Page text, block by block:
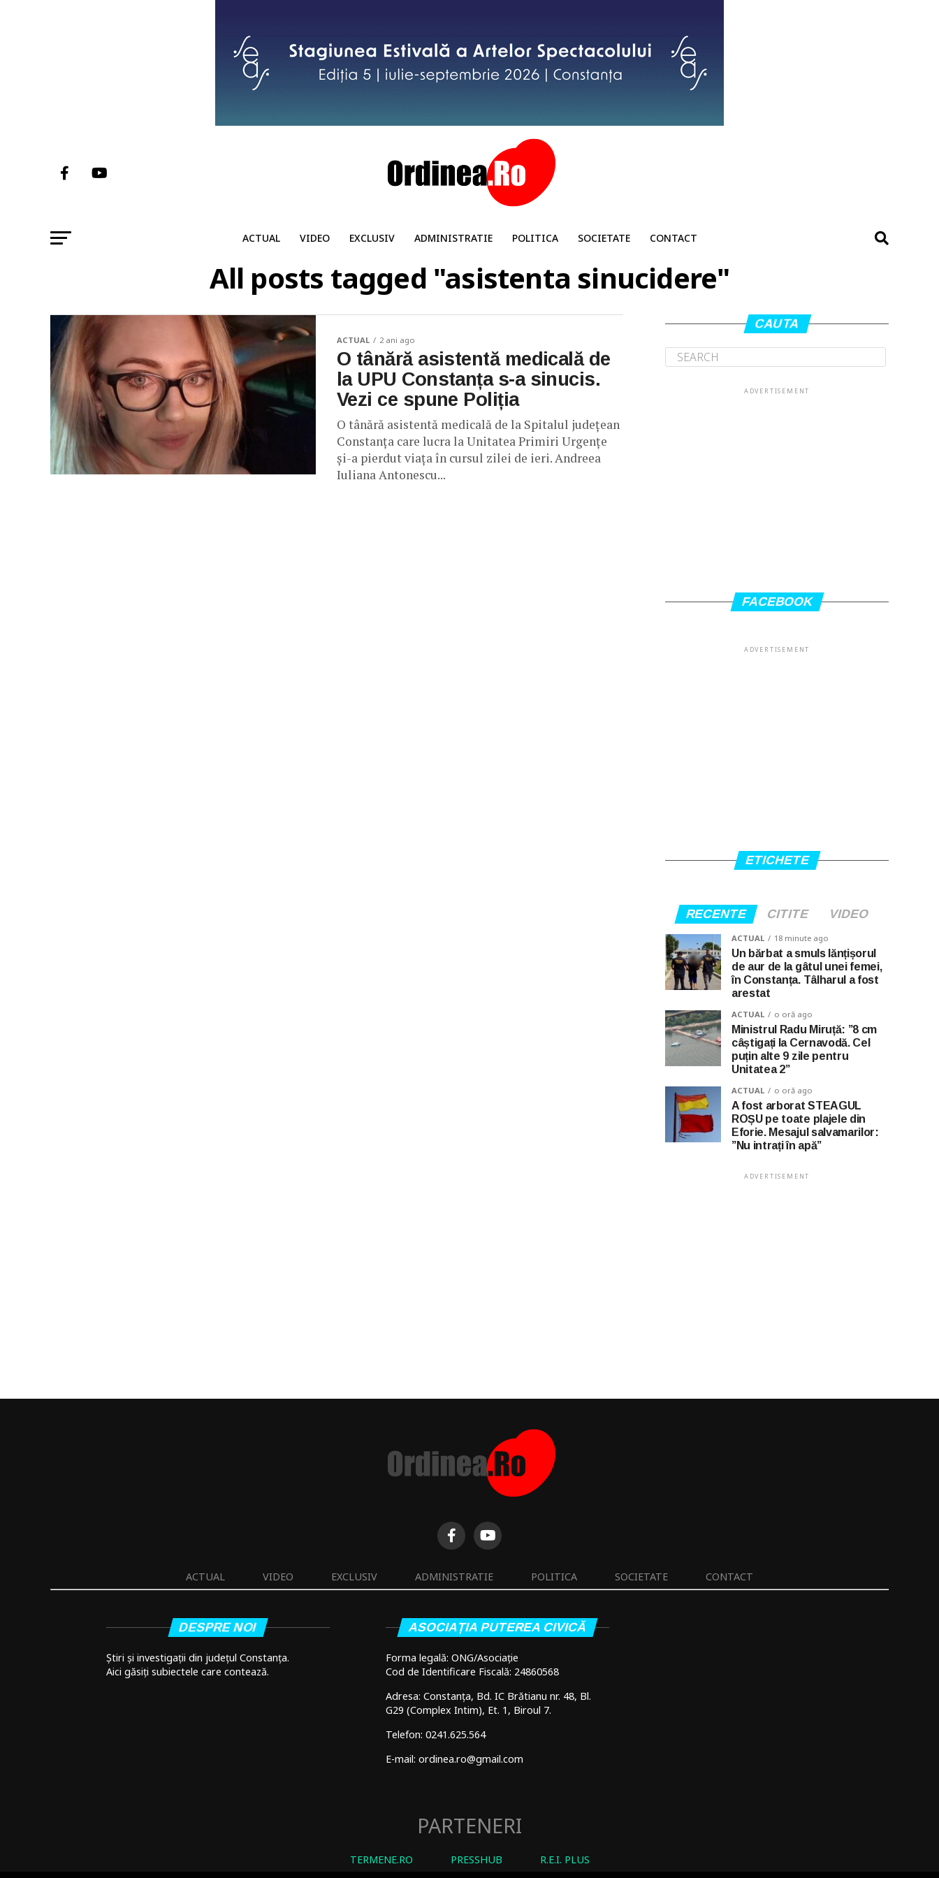
ACTUAL VIDEO EXCLUSIV ADMINISTRATIE POLITICA SOCIETATE CONTACT
All posts tagged "asistenta sinucidere"
ACTUAL 2 ani ago
O tânără asistentă medicală de
la UPU Constanța s-a sinucis.
Vezi ce spune Poliția
O tânără asistentă medicală de la Spitalul județean
Constanța care lucra la Unitatea Primiri Urgențe
și-a pierdut viața în cursul zilei de ieri. Andreea
Iuliana Antonescu...
CAUTA
ADVERTISEMENT
FACEBOOK
ADVERTISEMENT
ETICHETE
RECENTE CITITE VIDEO
ACTUAL 18 minute ago
Un bărbat a smuls lănțișorul
de aur de la gâtul unei femei,
în Constanța. Tâlharul a fost
arestat
ACTUAL o oră ago
Ministrul Radu Miruță: ”8 cm
câștigați la Cernavodă. Cel
puțin alte 9 zile pentru
Unitatea 2”
ACTUAL o oră ago
A fost arborat STEAGUL
ROȘU pe toate plajele din
Eforie. Mesajul salvamarilor:
”Nu intrați în apă”
ADVERTISEMENT
ACTUAL VIDEO EXCLUSIV ADMINISTRATIE POLITICA SOCIETATE CONTACT
DESPRE NOI
Știri și investigații din județul Constanța.
Aici găsiți subiectele care contează.
ASOCIAȚIA PUTEREA CIVICĂ
Forma legală: ONG/Asociație
Cod de Identificare Fiscală: 24860568
Adresa: Constanța, Bd. IC Brătianu nr. 48, Bl.
G29 (Complex Intim), Et. 1, Biroul 7.
Telefon: 0241.625.564
E-mail: ordinea.ro@gmail.com
PARTENERI
TERMENE.RO PRESSHUB R.E.I. PLUS